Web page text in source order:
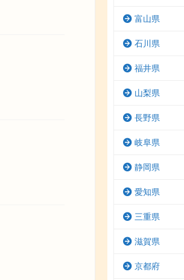
富山県
石川県
福井県
山梨県
長野県
岐阜県
静岡県
愛知県
三重県
滋賀県
京都府